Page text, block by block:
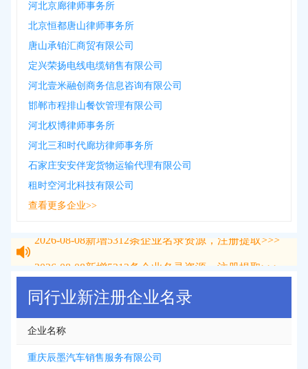
河北京廊律师事务所
北京恒都唐山律师事务所
唐山承铂汇商贸有限公司
定兴荣扬电线电缆销售有限公司
河北壹米融创商务信息咨询有限公司
邯郸市程排山餐饮管理有限公司
河北权博律师事务所
河北三和时代廊坊律师事务所
石家庄安安伴宠货物运输代理有限公司
租时空河北科技有限公司
查看更多企业>>
新增 条企业名录资源，注册提取>>>
同行业新注册企业名录
企业名称
重庆辰墨汽车销售服务有限公司